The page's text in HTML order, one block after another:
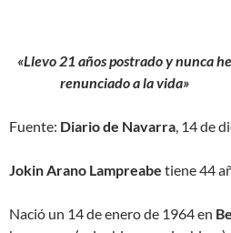
«Llevo 21 años postrado y nunca he
renunciado a la vida»
Fuente: Diario de Navarra, 14 de
Jokin Arano Lampreabe tiene 44
Nació un 14 de enero de 1964 en